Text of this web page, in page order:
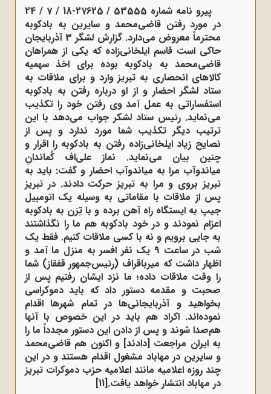
پیرو نامه شماره 53555 / 27625-18 / 7 / 24
در مورد رفتن قاضی‌محمد و سایرین به بادکوبه
محترماً معروض می‌دارد. گزارش لشگر 3 آذربایجان
حاکی است قاسم ایلخانی‌زاده که یکی از همراهان
قاضی‌محمد به بادکوبه بوده برای اخذ سهمیه
کالاهای انحصاری به تبریز وارد و برای ملاقات به
ستاد لشگر احضار و از او درباره رفتن به بادکوبه
استفساراتی به عمل آمد وی رفتن خود را تکذیب
می‌نماید. رئیس ستاد لشکر جواب می‌دهد با این
ترتیب دیگر تکذیب شما مورد ندارد و پس از
نصایح زیاد ایلخانی‌زاده رفتن به بادکوبه را اقرار و
چنین بیان می‌نماید. نماز علی‌اف کُماندانِ
میاندوآب مرا به میاندوآب احضار و گفت: باید به
تبریز بروی و مرا به تبریز حرکت دادند. در تبریز
پس از ملاقات با مقاماتی به وسیله یک اتومبیل
جیپ به ایستگاه راه آهن برده و با تِرَن به بادکوبه
اعزام نمودند و در خود بادکوبه هم ما را نگذاشتند
به جایی برویم و نه با کسی ملاقات کنیم. فقط یک
شب در ساعت 9 یک نفر افسر به منزل ما آمد و
اظهار داشت که میرباقراف (رئیس‌جمهور قفقاز) شما
را وقت ملاقات داده؛ ما نزد ایشان رفتیم پس از
صحبت و مقدمه دستور داد که باید دموکراسی
بخواهید و آذربایجانی‌ها در تمام شهرها اقدام
نموده‌اند. اکراد هم باید در این خصوص با آنها
هم‌صدا شوند و پس از دادن این دستور مجدداً ما را
به ایران مراجعت [دادند] و اکنون هم قاضی‌محمد
و سایرین در مهاباد مشغول اقدام هستند و در این
چند روزه اعلامیه مانند اعلامیه حزب دموکرات تبریز
در مهاباد انتشار خواهد یافت.[11]